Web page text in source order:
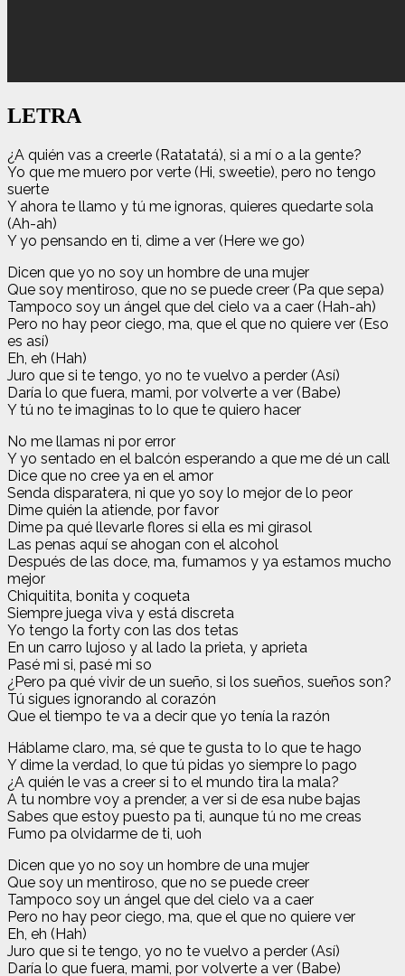
LETRA
¿A quién vas a creerle (Ratatatá), si a mí o a la gente?
Yo que me muero por verte (Hi, sweetie), pero no tengo
suerte
Y ahora te llamo y tú me ignoras, quieres quedarte sola
(Ah-ah)
Y yo pensando en ti, dime a ver (Here we go)
Dicen que yo no soy un hombre de una mujer
Que soy mentiroso, que no se puede creer (Pa que sepa)
Tampoco soy un ángel que del cielo va a caer (Hah-ah)
Pero no hay peor ciego, ma, que el que no quiere ver (Eso
es así)
Eh, eh (Hah)
Juro que si te tengo, yo no te vuelvo a perder (Así)
Daría lo que fuera, mami, por volverte a ver (Babe)
Y tú no te imaginas to lo que te quiero hacer
No me llamas ni por error
Y yo sentado en el balcón esperando a que me dé un call
Dice que no cree ya en el amor
Senda disparatera, ni que yo soy lo mejor de lo peor
Dime quién la atiende, por favor
Dime pa qué llevarle flores si ella es mi girasol
Las penas aquí se ahogan con el alcohol
Después de las doce, ma, fumamos y ya estamos mucho
mejor
Chiquitita, bonita y coqueta
Siempre juega viva y está discreta
Yo tengo la forty con las dos tetas
En un carro lujoso y al lado la prieta, y aprieta
Pasé mi si, pasé mi so
¿Pero pa qué vivir de un sueño, si los sueños, sueños son?
Tú sigues ignorando al corazón
Que el tiempo te va a decir que yo tenía la razón
Háblame claro, ma, sé que te gusta to lo que te hago
Y dime la verdad, lo que tú pidas yo siempre lo pago
¿A quién le vas a creer si to el mundo tira la mala?
A tu nombre voy a prender, a ver si de esa nube bajas
Sabes que estoy puesto pa ti, aunque tú no me creas
Fumo pa olvidarme de ti, uoh
Dicen que yo no soy un hombre de una mujer
Que soy un mentiroso, que no se puede creer
Tampoco soy un ángel que del cielo va a caer
Pero no hay peor ciego, ma, que el que no quiere ver
Eh, eh (Hah)
Juro que si te tengo, yo no te vuelvo a perder (Así)
Daría lo que fuera, mami, por volverte a ver (Babe)